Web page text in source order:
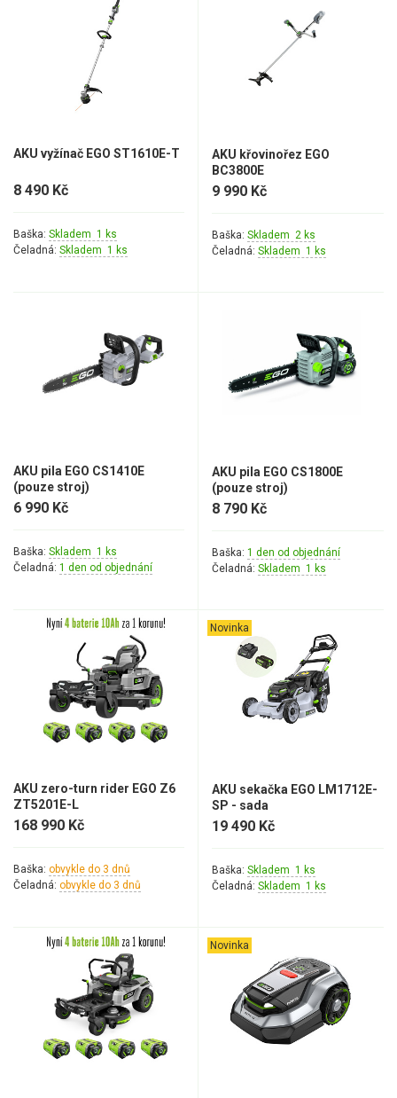
AKU vyžínač EGO ST1610E-T
8 490 Kč
Baška: Skladem 1 ks
Čeladná: Skladem 1 ks
AKU křovinořez EGO
BC3800E
9 990 Kč
Baška: Skladem 2 ks
Čeladná: Skladem 1 ks
AKU pila EGO CS1410E
(pouze stroj)
6 990 Kč
Baška: Skladem 1 ks
Čeladná: 1 den od objednání
AKU pila EGO CS1800E
(pouze stroj)
8 790 Kč
Baška: 1 den od objednání
Čeladná: Skladem 1 ks
AKU zero-turn rider EGO Z6
ZT5201E-L
168 990 Kč
Baška: obvykle do 3 dnů
Čeladná: obvykle do 3 dnů
Novinka
AKU sekačka EGO LM1712E-
SP - sada
19 490 Kč
Baška: Skladem 1 ks
Čeladná: Skladem 1 ks
Novinka